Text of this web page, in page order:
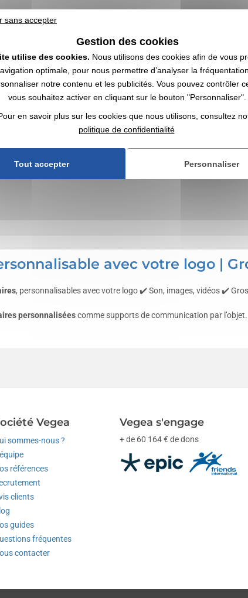
avec votre logo |
, personnalisables avec votre logo ✔️ Son, images, vidéos ✔️
personnaliséescomme supports de communication par
Vegea
sommes-nous ?
références
clients
guides
fréquentes
contacter
Vegea s'engage
+ de 60 164 € de dons
sans accepter
Gestion des cookies
utilise des cookies. Nous utilisons des cookies afin de vous
optimale, pour nous permettre d’analyser la
notre contenu et les publicités. Vous pouvez contrôler
vous souhaitez activer en cliquant sur le bouton "Personnaliser".
en savoir plus sur les cookies que nous utilisons, consultez
politique de confidentialité
Tout accepter Personnaliser